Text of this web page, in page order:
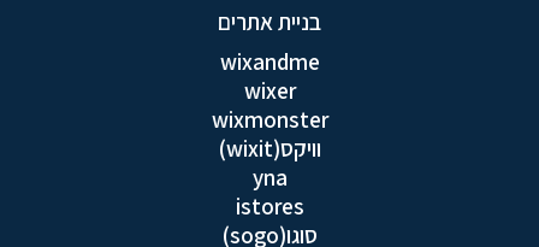
בניית אתרים
wixandme
wixer
wixmonster
וויקס(wixit)
yna
istores
סוגו(sogo)